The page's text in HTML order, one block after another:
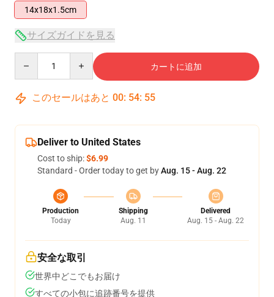
14x18x1.5cm
サイズガイドを見る
カートに追加
このセールはあと 00: 54: 54
Deliver to United States
Cost to ship:$6.99
Standard - Order today to get byAug. 15 - Aug. 22
Production
Today
Shipping
Aug. 11
Delivered
Aug. 15 - Aug. 22
安全な取引
世界中どこでもお届け
すべての小包に追跡番号を提供